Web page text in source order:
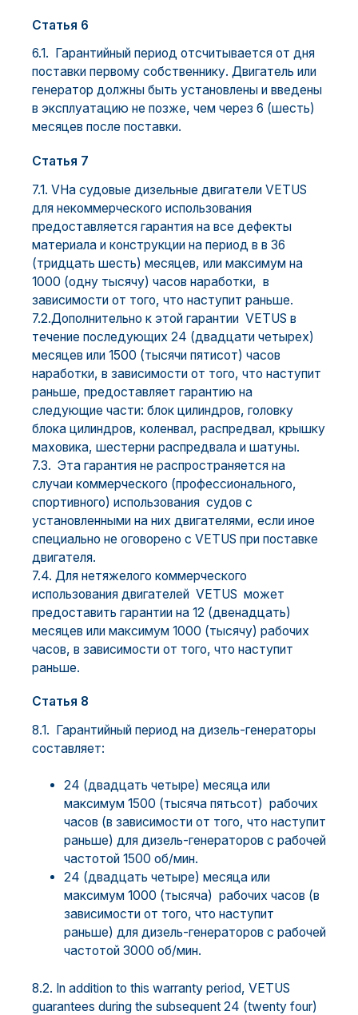
Статья 6
6.1. Гарантийный период отсчитывается от дня
поставки первому собственнику. Двигатель или
генератор должны быть установлены и введены
в эксплуатацию не позже, чем через 6 (шесть)
месяцев после поставки.
Статья 7
7.1. VНа судовые дизельные двигатели VETUS
для некоммерческого использования
предоставляется гарантия на все дефекты
материала и конструкции на период в в 36
(тридцать шесть) месяцев, или максимум на
1000 (одну тысячу) часов наработки, в
зависимости от того, что наступит раньше.
7.2.Дополнительно к этой гарантии VETUS в
течение последующих 24 (двадцати четырех)
месяцев или 1500 (тысячи пятисот) часов
наработки, в зависимости от того, что наступит
раньше, предоставляет гарантию на
следующие части: блок цилиндров, головку
блока цилиндров, коленвал, распредвал, крышку
маховика, шестерни распредвала и шатуны.
7.3. Эта гарантия не распространяется на
случаи коммерческого (профессионального,
спортивного) использования судов с
установленными на них двигателями, если иное
специально не оговорено с VETUS при поставке
двигателя.
7.4. Для нетяжелого коммерческого
использования двигателей VETUS может
предоставить гарантии на 12 (двенадцать)
месяцев или максимум 1000 (тысячу) рабочих
часов, в зависимости от того, что наступит
раньше.
Статья 8
8.1. Гарантийный период на дизель-генераторы
составляет:
24 (двадцать четыре) месяца или
максимум 1500 (тысяча пятьсот) рабочих
часов (в зависимости от того, что наступит
раньше) для дизель-генераторов с рабочей
частотой 1500 об/мин.
24 (двадцать четыре) месяца или
максимум 1000 (тысяча) рабочих часов (в
зависимости от того, что наступит
раньше) для дизель-генераторов с рабочей
частотой 3000 об/мин.
8.2. In addition to this warranty period, VETUS
guarantees during the subsequent 24 (twenty four)